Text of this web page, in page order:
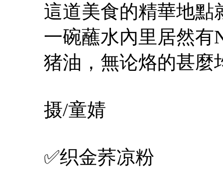
這道美食的精華地點
一碗蘸水內里居然有
猪油，無论烙的甚麼
摄/童婧
✅织金荞凉粉